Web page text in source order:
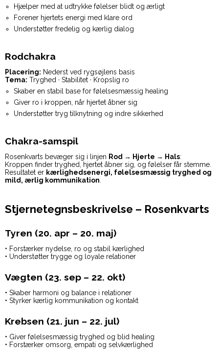
Hjælper med at udtrykke følelser blidt og ærligt
Forener hjertets energi med klare ord
Understøtter fredelig og kærlig dialog
Rodchakra
Placering: Nederst ved rygsøjlens basis
Tema: Tryghed · Stabilitet · Kropslig ro
Skaber en stabil base for følelsesmæssig healing
Giver ro i kroppen, når hjertet åbner sig
Understøtter tryg tilknytning og indre sikkerhed
Chakra-samspil
Rosenkvarts bevæger sig i linjen Rod → Hjerte → Hals:
Kroppen finder tryghed, hjertet åbner sig, og følelser får stemme.
Resultatet er kærlighedsenergi, følelsesmæssig tryghed og
mild, ærlig kommunikation
Stjernetegnsbeskrivelse – Rosenkvarts
Tyren (20. apr – 20. maj)
• Forstærker nydelse, ro og stabil kærlighed
• Understøtter trygge og loyale relationer
Vægten (23. sep – 22. okt)
• Skaber harmoni og balance i relationer
• Styrker kærlig kommunikation og kontakt
Krebsen (21. jun – 22. jul)
• Giver følelsesmæssig tryghed og blid healing
• Forstærker omsorg, empati og selvkærlighed